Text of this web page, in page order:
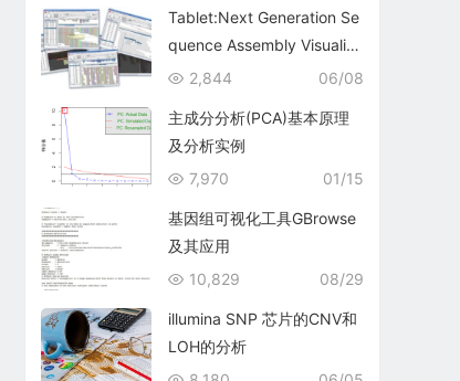
Tablet:Next Generation Se
quence Assembly Visualiz
ation
06/08
2,844
主成分分析(PCA)基本原理
及分析实例
01/15
7,970
基因组可视化工具GBrowse
及其应用
08/29
10,829
illumina SNP 芯片的CNV和
LOH的分析